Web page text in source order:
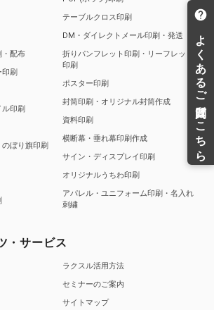
・配布
刷
印刷
ぼり旗印刷
テーブルクロス印刷
DM・ダイレクトメール印刷・発送
折りパンフレット印刷・リーフレット
印刷
ポスター印刷
封筒印刷・オリジナル封筒作成
資料印刷
横断幕・垂れ幕印刷作成
サイン・ディスプレイ印刷
オリジナルうちわ印刷
アパレル・ユニフォーム印刷・名入れ
刺繍
・サービス
ラクスル活用方法
セミナーのご案内
サイトマップ